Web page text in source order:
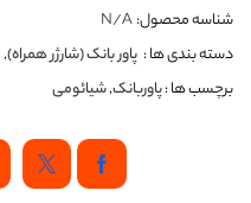
شناسه محصول:N/A
دسته بندی ها : پاور بانک (شارژر همراه),
برچسب ها :پاوربانک,شیائومی